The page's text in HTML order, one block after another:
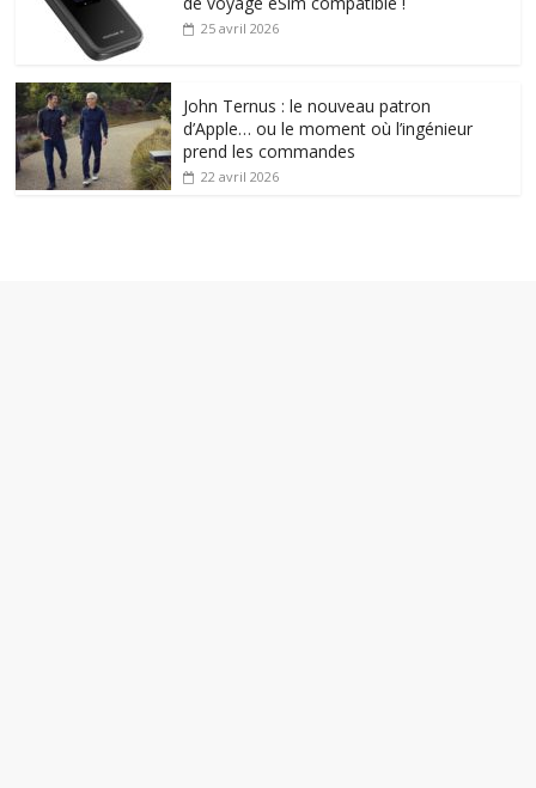
25 avril 2026
John Ternus : le nouveau patron
d’Apple… ou le moment où l’ingénieur
prend les commandes
22 avril 2026